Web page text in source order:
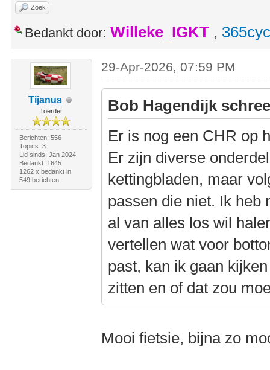
Zoek
Bedankt door: Willeke_IGKT ,
Tijanus
Toerder
Berichten: 556
Topics: 3
Lid sinds: Jan 2024
Bedankt: 1645
1262 x bedankt in
549 berichten
29-Apr-2026, 07:59 PM
Bob Hagendijk
Er is nog een CHR op
Er zijn diverse
kettingbladen, maar
passen die niet. Ik heb
al van alles los wil
vertellen wat voor
past, kan ik gaan
zitten en of dat zou
Mooi fietsie, bijna zo